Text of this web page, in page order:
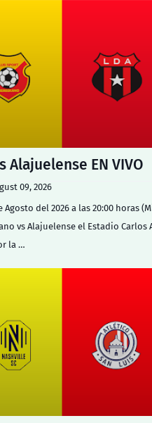
Alajuelense EN VIVO
09, 2026
Agosto del 2026 a las 20:00 horas
vs Alajuelense el Estadio Carlos
la …